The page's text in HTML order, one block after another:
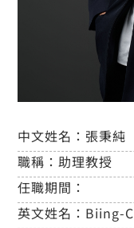
中文姓名： 張秉純
職稱：助理教授
任職期間：
英文姓名： Biing-